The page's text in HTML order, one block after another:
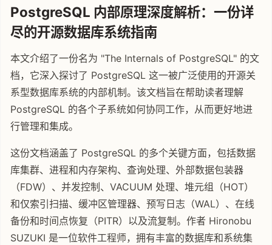
PostgreSQL 内部原理深度解析：一份详
尽的开源数据库系统指南
本文介绍了一份名为 "The Internals of PostgreSQL" 的文
档，它深入探讨了 PostgreSQL 这一被广泛使用的开源关
系型数据库系统的内部机制。该文档旨在帮助读者理解
PostgreSQL 的各个子系统如何协同工作，从而更好地进
行管理和集成。
这份文档涵盖了 PostgreSQL 的多个关键方面，包括数据
库集群、进程和内存架构、查询处理、外部数据包装器
（FDW）、并发控制、VACUUM 处理、堆元组（HOT）
和仅索引扫描、缓冲区管理器、预写日志（WAL）、在线
备份和时间点恢复（PITR）以及流复制。作者 Hironobu
SUZUKI 是一位软件工程师，拥有丰富的数据库和系统集